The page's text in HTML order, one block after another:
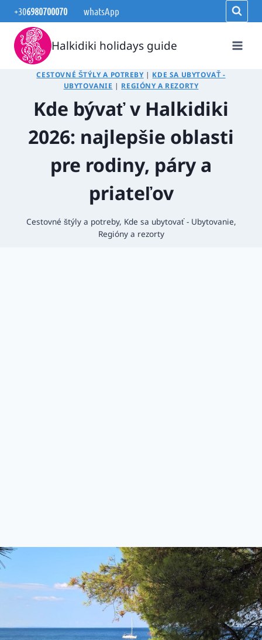
Skip
to
content
+306980700070 whatsApp
Halkidiki holidays guide
CESTOVNÉ ŠTÝLY A POTREBY| KDE SA UBYTOVAŤ -
UBYTOVANIE | REGIÓNY A REZORTY
Kde bývať v Halkidiki
2026: najlepšie oblasti
pre rodiny, páry a
priateľov
Cestovné štýly a potreby, Kde sa ubytovať - Ubytovanie,
Regióny a rezorty